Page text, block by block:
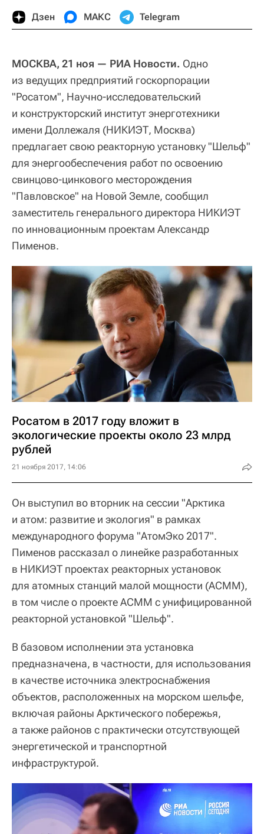
Дзен МАКС Telegram
МОСКВА, 21 ноя — РИА Новости. Одно
из ведущих предприятий госкорпорации
"Росатом", Научно-исследовательский
и конструкторский институт энерготехники
имени Доллежаля (НИКИЭТ, Москва)
предлагает свою реакторную установку "Шельф"
для энергообеспечения работ по освоению
свинцово-цинкового месторождения
"Павловское" на Новой Земле, сообщил
заместитель генерального директора НИКИЭТ
по инновационным проектам Александр
Пименов.
Росатом в 2017 году вложит в
экологические проекты около 23 млрд
рублей
21 ноября 2017, 14:06
Он выступил во вторник на сессии "Арктика
и атом: развитие и экология" в рамках
международного форума "АтомЭко 2017".
Пименов рассказал о линейке разработанных
в НИКИЭТ проектах реакторных установок
для атомных станций малой мощности (АСММ),
в том числе о проекте АСММ с унифицированной
реакторной установкой "Шельф".
В базовом исполнении эта установка
предназначена, в частности, для использования
в качестве источника электроснабжения
объектов, расположенных на морском шельфе,
включая районы Арктического побережья,
а также районов с практически отсутствующей
энергетической и транспортной
инфраструктурой.